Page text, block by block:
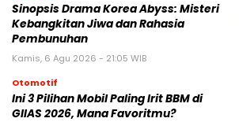
Sinopsis Drama Korea Abyss: Misteri
Kebangkitan Jiwa dan Rahasia
Pembunuhan
Kamis, 6 Agu 2026 - 21:05 WIB
Otomotif
Ini 3 Pilihan Mobil Paling Irit BBM di
GIIAS 2026, Mana Favoritmu?